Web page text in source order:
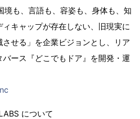
も、言語も、容姿も、身体も、知
キャップが存在しない、旧現実に
せる」を企業ビジョンとし、リア
ース『どこでもドア』を開発・運
について